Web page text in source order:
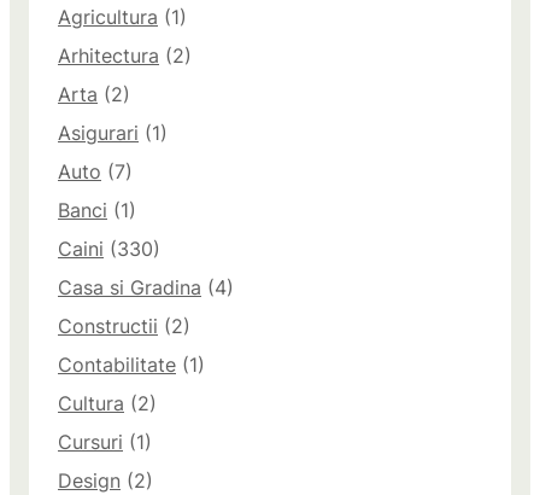
Agricultura (1)
Arhitectura (2)
Arta (2)
Asigurari (1)
Auto (7)
Banci (1)
Caini (330)
Casa si Gradina (4)
Constructii (2)
Contabilitate (1)
Cultura (2)
Cursuri (1)
Design (2)